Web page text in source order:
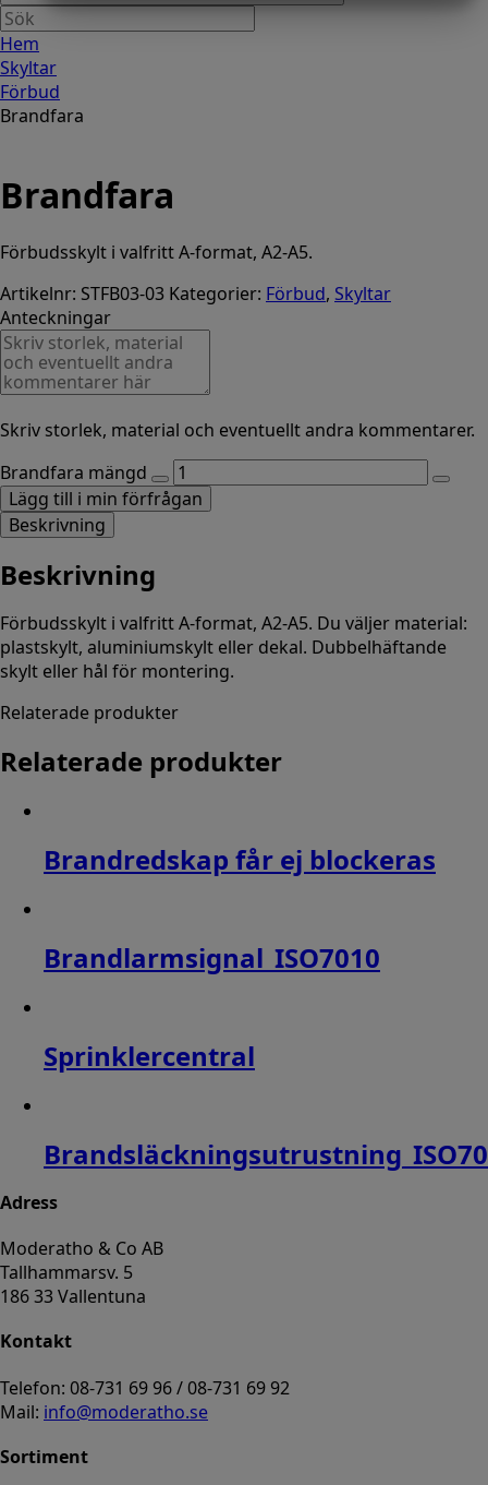
Hem
Skyltar
Förbud
Brandfara
Brandfara
Förbudsskylt i valfritt A-format, A2-A5.
Artikelnr: STFB03-03 Kategorier: Förbud, Skyltar
Anteckningar
Skriv storlek, material och eventuellt andra kommentarer.
Brandfara mängd
Lägg till i min förfrågan
Beskrivning
Beskrivning
Förbudsskylt i valfritt A-format, A2-A5. Du väljer material:
plastskylt, aluminiumskylt eller dekal. Dubbelhäftande
skylt eller hål för montering.
Relaterade produkter
Relaterade produkter
Brandredskap får ej blockeras
Brandlarmsignal_ISO7010
Sprinklercentral
Adress
Moderatho & Co AB
Tallhammarsv. 5
186 33 Vallentuna
Kontakt
Telefon: 08-731 69 96 / 08-731 69 92
Mail: info@moderatho.se
Sortiment
MARKNADSFÖRING STATISTIK